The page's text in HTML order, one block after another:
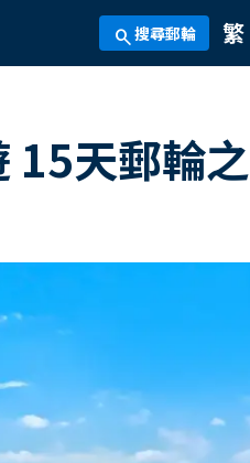
search搜尋郵輪 繁
15天郵輪